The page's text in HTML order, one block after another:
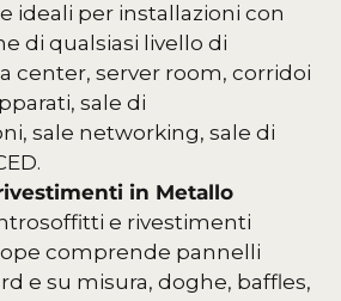
ideali per installazioni con
di qualsiasi livello di
center, server room, corridoi
sale di
sale networking, sale di
in Metallo
e rivestimenti
comprende pannelli
e su misura, doghe, baffles,